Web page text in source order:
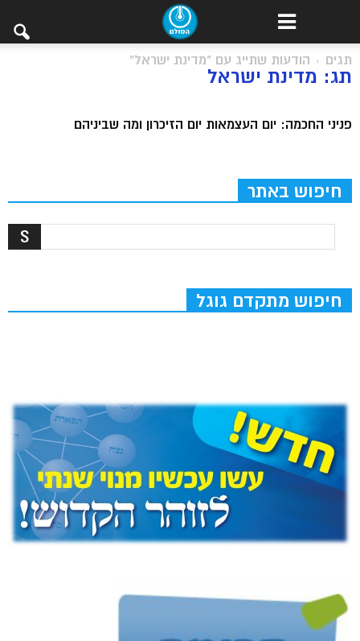
תגים הודעות שתייג עם "מדינת ישראל"
תג: מדינת ישראל
פניני החכמה: יום העצמאות יום הזיכרון ומה שביניהם
חיפוש באתר
חיפוש מתקדם גוגל